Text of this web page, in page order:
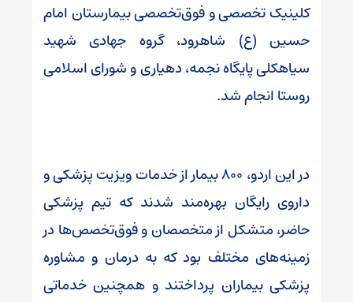
کلینیک تخصصی و فوق‌تخصصی بیمارستان امام
حسین (ع) شاهرود، گروه جهادی شهید
سیاهکلی پایگاه نجمه، دهیاری و شورای اسلامی
روستا انجام شد.
در این اردو، ۸۰۰ بیمار از خدمات ویزیت پزشکی و
داروی رایگان بهره‌مند شدند که تیم پزشکی
حاضر، متشکل از متخصصان و فوق‌تخصص‌ها در
زمینه‌های مختلف بود که به درمان و مشاوره
پزشکی بیماران پرداختند و همچنین خدماتی